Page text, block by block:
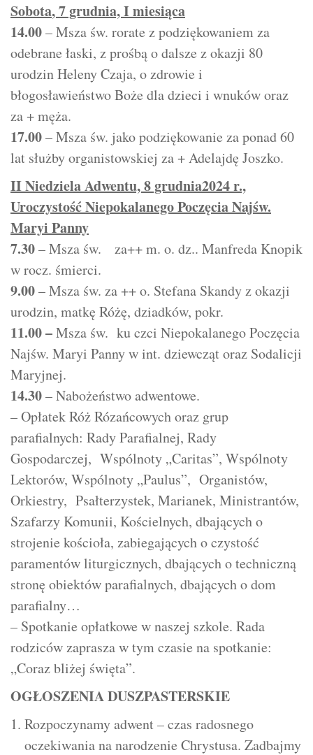
Sobota, 7 grudnia, I miesiąca
14.00– Msza św. rorate z podziękowaniem za
odebrane łaski, z prośbą o dalsze z okazji 80
urodzin Heleny Czaja, o zdrowie i
błogosławieństwo Boże dla dzieci i wnuków oraz
za + męża.
17.00– Msza św. jako podziękowanie za ponad 60
lat służby organistowskiej za + Adelajdę Joszko.
II Niedziela Adwentu, 8 grudnia2024 r.,
Uroczystość Niepokalanego Poczęcia Najśw.
Maryi Panny
7.30– Msza św. za++ m. o. dz.. Manfreda Knopik
w rocz. śmierci.
9.00– Msza św. za ++ o. Stefana Skandy z okazji
urodzin, matkę Różę, dziadków, pokr.
11.00 –Msza św. ku czci Niepokalanego Poczęcia
Najśw. Maryi Panny w int. dziewcząt oraz Sodalicji
Maryjnej.
14.30– Nabożeństwo adwentowe.
– Opłatek Róż Rózańcowych oraz grup
parafialnych: Rady Parafialnej, Rady
Gospodarczej, Wspólnoty „Caritas”, Wspólnoty
Lektorów, Wspólnoty „Paulus”, Organistów,
Orkiestry, Psałterzystek, Marianek, Ministrantów,
Szafarzy Komunii, Kościelnych, dbających o
strojenie kościoła, zabiegających o czystość
paramentów liturgicznych, dbających o techniczną
stronę obiektów parafialnych, dbających o dom
parafialny…
– Spotkanie opłatkowe w naszej szkole. Rada
rodziców zaprasza w tym czasie na spotkanie:
„Coraz bliżej święta”.
OGŁOSZENIA DUSZPASTERSKIE
Rozpoczynamy adwent – czas radosnego
oczekiwania na narodzenie Chrystusa. Zadbajmy